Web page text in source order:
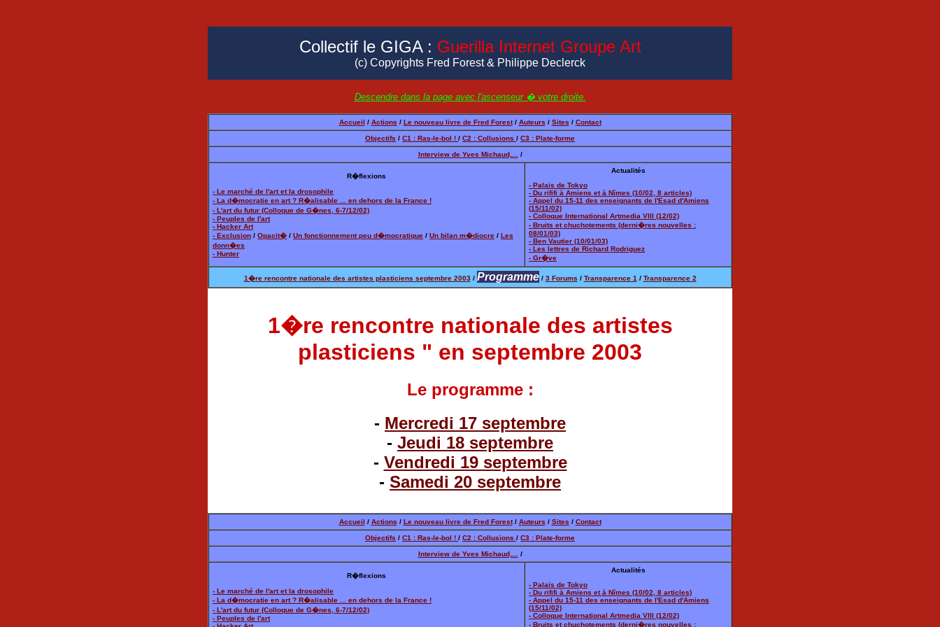
Collectif le GIGA : Guerilla Internet Groupe Art
(c) Copyrights Fred Forest & Philippe Declerck
Descendre dans la page avec l'ascenseur � votre droite.
Accueil / Actions / Le nouveau livre de Fred Forest/ Auteurs / Sites / Contact
Objectifs / C1 : Ras-le-bol ! / C2 : Collusions / C3 : Plate-forme
Interview de Yves Michaud,... /
R�flexions
- Le marché de l'art et la drosophile
- La d�mocratie en art ? R�alisable ... en dehors de la France !
- L'art du futur (Colloque de G�nes, 6-7/12/02)
- Peuples de l'art
- Hacker Art
- Exclusion / Opacit� / Un fonctionnement peu d�mocratique / Un bilan m�diocre / Les
donn�es
- Hunter
Actualités
- Palais de Tokyo
- Du rififi à Amiens et à Nîmes (10/02, 8 articles)
- Appel du 15-11 des enseignants de l'Esad d'Amiens
(15/11/02)
- Colloque International Artmedia VIII (12/02)
- Bruits et chuchotements (derni�res nouvelles :
08/01/03)
- Ben Vautier (10/01/03)
- Les lettres de Richard Rodriguez
- Gr�ve
1�re rencontre nationale des artistes plasticiens septembre 2003/ Programme/ 3 Forums / Transparence 1 / Transparence 2
1�re rencontre nationale des artistes
plasticiens " en septembre 2003
Le programme :
- Mercredi 17 septembre
- Jeudi 18 septembre
- Vendredi 19 septembre
- Samedi 20 septembre
Accueil / Actions / Le nouveau livre de Fred Forest/ Auteurs / Sites / Contact
Objectifs / C1 : Ras-le-bol ! / C2 : Collusions / C3 : Plate-forme
Interview de Yves Michaud,... /
R�flexions
- Le marché de l'art et la drosophile
- La d�mocratie en art ? R�alisable ... en dehors de la France !
- L'art du futur (Colloque de G�nes, 6-7/12/02)
- Peuples de l'art
Actualités
- Palais de Tokyo
- Du rififi à Amiens et à Nîmes (10/02, 8 articles)
- Appel du 15-11 des enseignants de l'Esad d'Amiens
(15/11/02)
- Colloque International Artmedia VIII (12/02)
- Bruits et chuchotements (derni�res nouvelles :